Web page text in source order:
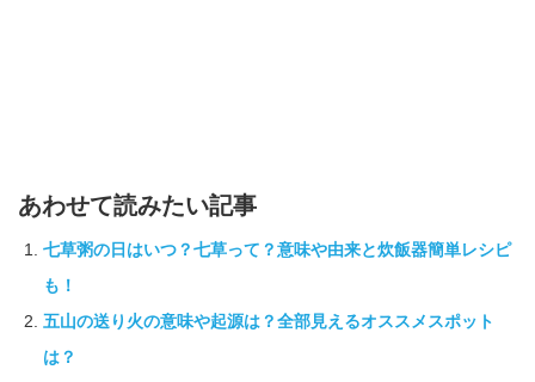
あわせて読みたい記事
七草粥の日はいつ？七草って？意味や由来と炊飯器簡単レシピ
も！
五山の送り火の意味や起源は？全部見えるオススメスポット
は？